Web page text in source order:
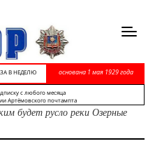
В НЕДЕЛЮ основана 1 мая 1929 года
с любого месяца
Артёмовского почтампта
будет русло реки Озерные